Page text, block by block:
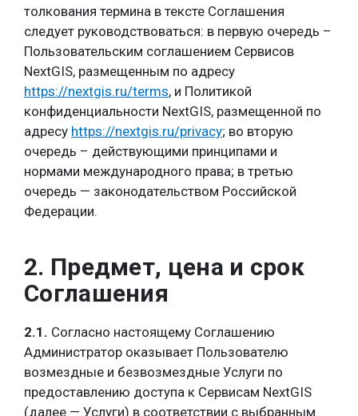
толкования термина в тексте Соглашения
следует руководствоваться: в первую очередь –
Пользовательским соглашением Сервисов
NextGIS, размещенным по адресу
https://nextgis.ru/terms, и Политикой
конфиденциальности NextGIS, размещенной по
адресу https://nextgis.ru/privacy; во вторую
очередь – действующими принципами и
нормами международного права; в третью
очередь — законодательством Российской
Федерации.
2. Предмет, цена и срок
Соглашения
2.1. Согласно настоящему Соглашению
Администратор оказывает Пользователю
возмездные и безвозмездные Услуги по
предоставлению доступа к Сервисам NextGIS
(далее — Услуги) в соответствии с выбранным